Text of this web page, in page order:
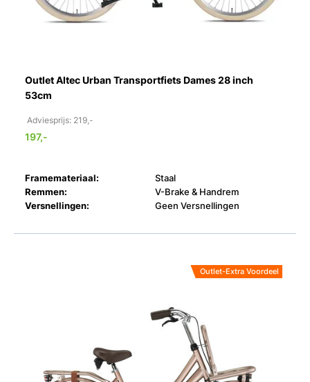
Outlet Altec Urban Transportfiets Dames 28 inch
53cm
Adviesprijs: 219,-
197,-
Framemateriaal:
Staal
Remmen:
V-Brake & Handrem
Versnellingen:
Geen Versnellingen
Outlet-Extra Voordeel